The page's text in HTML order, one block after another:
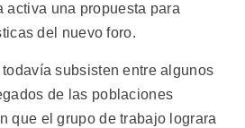
activa una propuesta para
del nuevo foro.
subsisten entre algunos
de las poblaciones
que el grupo de trabajo lograra